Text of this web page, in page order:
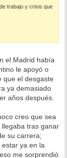
trabajo y crisis que
el Madrid había
le apoyó o
que el desgaste
ya demasiado
años después.
creo que sea
tras ganar
su carrera;
ya en la
me sorprendió